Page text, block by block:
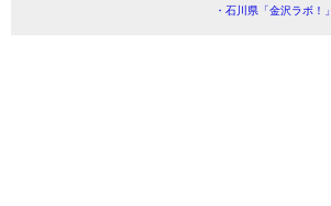
・石川県「金沢ラボ！」